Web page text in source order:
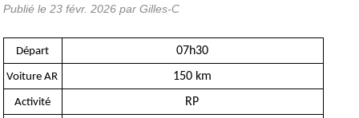
Publié le 23 févr. 2026 par Gilles-C
Départ 07h30
Voiture AR 150 km
Activité RP